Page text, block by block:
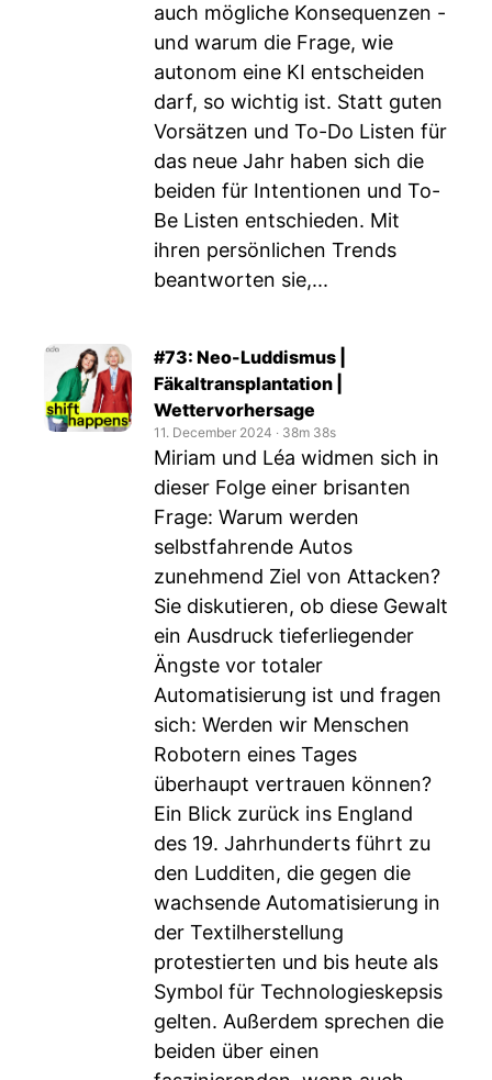
auch mögliche Konsequenzen -
und warum die Frage, wie
autonom eine KI entscheiden
darf, so wichtig ist. Statt guten
Vorsätzen und To-Do Listen für
das neue Jahr haben sich die
beiden für Intentionen und To-
Be Listen entschieden. Mit
ihren persönlichen Trends
beantworten sie,...
#73: Neo-Luddismus |
Fäkaltransplantation |
Wettervorhersage
11. December 2024 ‧ 38m 38s
Miriam und Léa widmen sich in
dieser Folge einer brisanten
Frage: Warum werden
selbstfahrende Autos
zunehmend Ziel von Attacken?
Sie diskutieren, ob diese Gewalt
ein Ausdruck tieferliegender
Ängste vor totaler
Automatisierung ist und fragen
sich: Werden wir Menschen
Robotern eines Tages
überhaupt vertrauen können?
Ein Blick zurück ins England
des 19. Jahrhunderts führt zu
den Ludditen, die gegen die
wachsende Automatisierung in
der Textilherstellung
protestierten und bis heute als
Symbol für Technologieskepsis
gelten. Außerdem sprechen die
beiden über einen